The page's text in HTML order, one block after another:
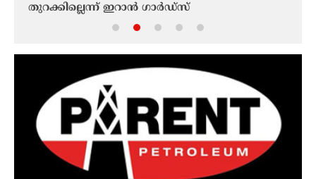
തുറക്കില്ലെന്ന് ഇറാൻ ഗാർഡ്സ്